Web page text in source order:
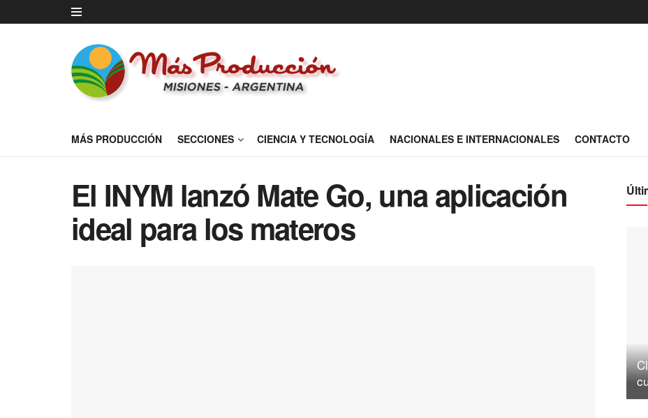
MÁS PRODUCCIÓN SECCIONES CIENCIA Y TECNOLOGÍA NACIONALES E INTERNACIONALES CONTACTO
El INYM lanzó Mate Go, una aplicación
ideal para los materos